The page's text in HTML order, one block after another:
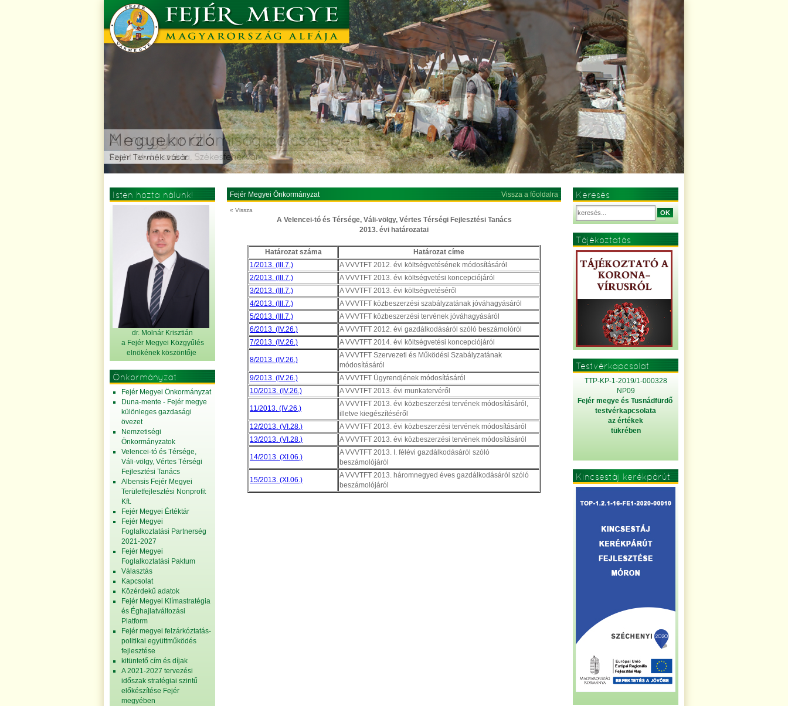
Isten hozta nálunk!
dr. Molnár Krisztián
a Fejér Megyei Közgyűlés
elnökének köszöntője
Önkormányzat
Fejér Megyei Önkormányzat
Duna-mente - Fejér megye
különleges gazdasági
övezet
Nemzetiségi
Önkormányzatok
Velencei-tó és Térsége,
Váli-völgy, Vértes Térségi
Fejlesztési Tanács
Albensis Fejér Megyei
Területfejlesztési Nonprofit
Kft.
Fejér Megyei Értéktár
Fejér Megyei
Foglalkoztatási Partnerség
2021-2027
Fejér Megyei
Foglalkoztatási Paktum
Választás
Kapcsolat
Közérdekű adatok
Fejér Megyei Klímastratégia
és Éghajlatváltozási
Platform
Fejér megyei felzárkóztatás-
politikai együttműködés
fejlesztése
kitüntető cím és díjak
A 2021-2027 tervezési
időszak stratégiai szintű
előkészítése Fejér
megyében
Fejér Megyei Önkormányzat Vissza a főoldalra
« Vissza
A Velencei-tó és Térsége, Váli-völgy, Vértes Térségi Fejlesztési Tanács
2013. évi határozatai
Határozat száma
Határozat címe
1/2013. (III.7.)
A VVVTFT 2012. évi költségvetésének módosításáról
2/2013. (III.7.)
A VVVTFT 2013. évi költségvetési koncepciójáról
3/2013. (III.7.)
A VVVTFT 2013. évi költségvetéséről
4/2013. (III.7.)
A VVVTFT közbeszerzési szabályzatának jóváhagyásáról
5/2013. (III.7.)
A VVVTFT közbeszerzési tervének jóváhagyásáról
6/2013. (IV.26.)
A VVVTFT 2012. évi gazdálkodásáról szóló beszámolóról
7/2013. (IV.26.)
A VVVTFT 2014. évi költségvetési koncepciójáról
8/2013. (IV.26.)
A VVVTFT Szervezeti és Működési Szabályzatának
módosításáról
9/2013. (IV.26.)
A VVVTFT Ügyrendjének módosításáról
10/2013. (IV.26.)
A VVVTFT 2013. évi munkatervéről
11/2013. (IV.26.)
A VVVTFT 2013. évi közbeszerzési tervének módosításáról,
illetve kiegészítéséről
12/2013. (VI.28.)
A VVVTFT 2013. évi közbeszerzési tervének módosításáról
13/2013. (VI.28.)
A VVVTFT 2013. évi közbeszerzési tervének módosításáról
14/2013. (XI.06.)
A VVVTFT 2013. I. félévi gazdálkodásáról szóló
beszámolójáról
15/2013. (XI.06.)
A VVVTFT 2013. háromnegyed éves gazdálkodásáról szóló
beszámolójáról
Keresés
OK
Tájékoztatás
Testvérkapcsolat
TTP-KP-1-2019/1-000328
NP09
Fejér megye és Tusnádfürdő
testvérkapcsolata
az értékek
tükrében
Kincsestáj kerékpárút